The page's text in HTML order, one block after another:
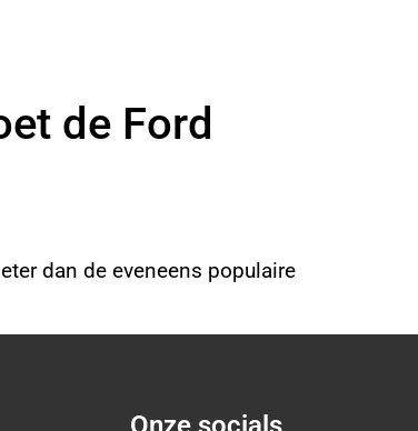
de Ford
dan de eveneens populaire